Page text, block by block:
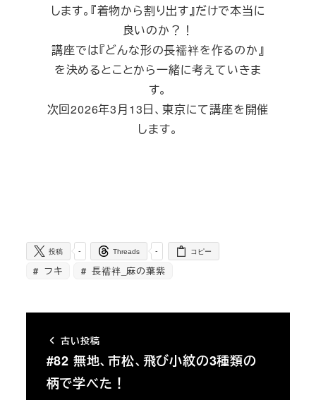
します。『着物から割り出す』だけで本当に
良いのか？！
講座では『どんな形の長襦袢を作るのか』
を決めるとことから一緒に考えていきま
す。
次回2026年3月13日、東京にて講座を開催
します。
-
投稿 -
Threads コピー
フキ 長襦袢_麻の葉紫
古い投稿
#82 無地、市松、飛び小紋の3種類の
柄で学べた！